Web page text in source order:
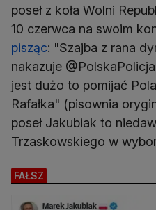
poseł z koła Wolni
10 czerwca na swoim
pisząc: "Szajba z rana
nakazuje
jest dużo to pomijać
Rafałka" (pisownia
poseł Jakubiak to
Trzaskowskiego w
FAŁSZ